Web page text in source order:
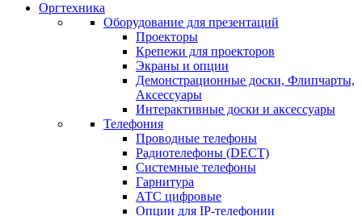
Оргтехника
Оборудование для презентаций
Проекторы
Крепежи для проекторов
Экраны и опции
Демонстрационные доски, Флипчарты,
Аксессуары
Интерактивные доски и аксессуары
Телефония
Проводные телефоны
Радиотелефоны (DECT)
Системные телефоны
Гарнитура
АТС цифровые
Опции для IP-телефонии